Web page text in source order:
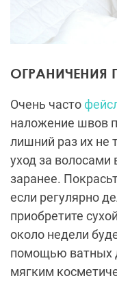
Очень часто
наложение швов
лишний раз их не
уход за волосами
заранее.
если регулярно
приобретите
около недели
помощью ватных
мягким